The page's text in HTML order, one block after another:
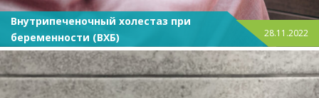
Внутрипеченочный холестаз при
беременности (ВХБ)
28.11.2022